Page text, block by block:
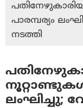
പാരമ്പര്യം
നടത്തി
ലംഘിച്ചു;